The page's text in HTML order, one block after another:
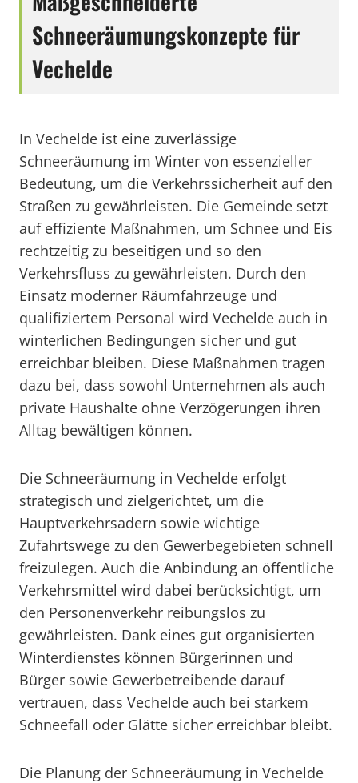
Schneeräumungskonzepte für
Vechelde
In Vechelde ist eine zuverlässige
Schneeräumung im Winter von essenzieller
Bedeutung, um die Verkehrssicherheit auf den
Straßen zu gewährleisten. Die Gemeinde setzt
auf effiziente Maßnahmen, um Schnee und Eis
rechtzeitig zu beseitigen und so den
Verkehrsfluss zu gewährleisten. Durch den
Einsatz moderner Räumfahrzeuge und
qualifiziertem Personal wird Vechelde auch in
winterlichen Bedingungen sicher und gut
erreichbar bleiben. Diese Maßnahmen tragen
dazu bei, dass sowohl Unternehmen als auch
private Haushalte ohne Verzögerungen ihren
Alltag bewältigen können.
Die Schneeräumung in Vechelde erfolgt
strategisch und zielgerichtet, um die
Hauptverkehrsadern sowie wichtige
Zufahrtswege zu den Gewerbegebieten schnell
freizulegen. Auch die Anbindung an öffentliche
Verkehrsmittel wird dabei berücksichtigt, um
den Personenverkehr reibungslos zu
gewährleisten. Dank eines gut organisierten
Winterdienstes können Bürgerinnen und
Bürger sowie Gewerbetreibende darauf
vertrauen, dass Vechelde auch bei starkem
Schneefall oder Glätte sicher erreichbar bleibt.
Die Planung der Schneeräumung in Vechelde